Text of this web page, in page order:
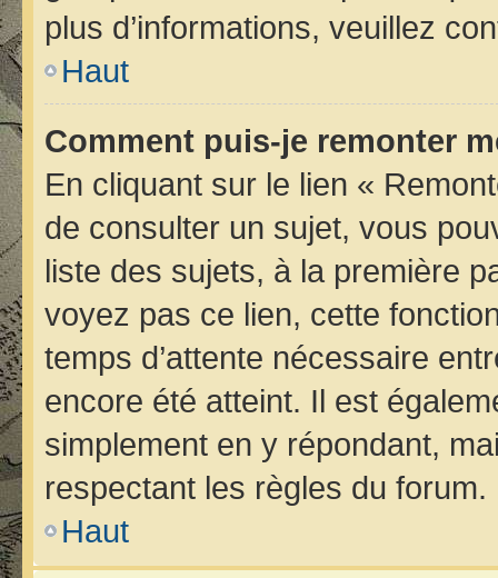
plus d’informations, veuillez
Haut
Comment puis-je remonter
En cliquant sur le lien «
de consulter un sujet, vous
liste des sujets, à la première
voyez pas ce lien, cette
temps d’attente nécessaire
encore été atteint. Il est
simplement en y répondant,
respectant les règles du forum.
Haut